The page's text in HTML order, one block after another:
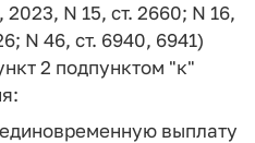
N 15, ст. 2660; N 16,
N 46, ст. 6940, 6941)
2 подпунктом "к"
выплату